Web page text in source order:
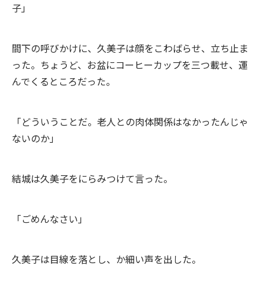
子」
間下の呼びかけに、久美子は顔をこわばらせ、立ち止ま
った。ちょうど、お盆にコーヒーカップを三つ載せ、運
んでくるところだった。
「どういうことだ。老人との肉体関係はなかったんじゃ
ないのか」
結城は久美子をにらみつけて言った。
「ごめんなさい」
久美子は目線を落とし、か細い声を出した。